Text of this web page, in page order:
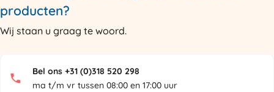
producten?
Wij staan u graag te woord.
Bel ons +31 (0)318 520 298
ma t/m vr tussen 08:00 en 17:00 uur